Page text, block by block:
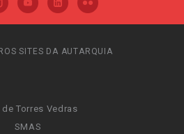
SITES DA AUTARQUIA
de Torres Vedras
SMAS